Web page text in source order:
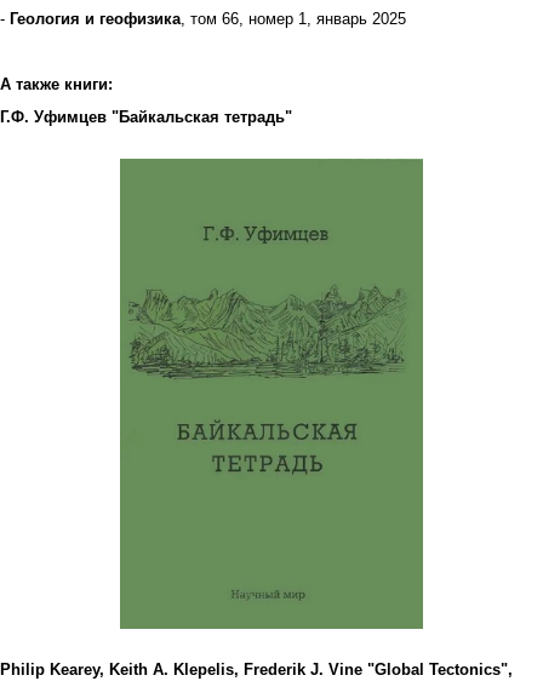
- Геология и геофизика, том 66, номер 1, январь 2025
А также книги:
Г.Ф. Уфимцев "Байкальская тетрадь"
Philip Kearey, Keith A. Klepelis, Frederik J. Vine "Global Tectonics",